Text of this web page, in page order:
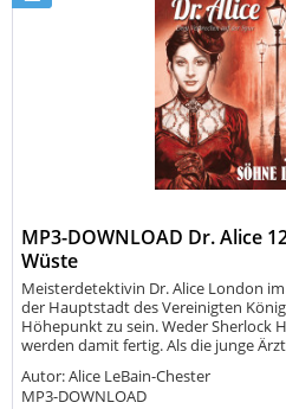
MP3-DOWNLOAD Dr. Alice
Wüste
Meisterdetektivin Dr. Alice London im
der Hauptstadt des Vereinigten
Höhepunkt zu sein. Weder Sherlock
werden damit fertig. Als die junge
Autor: Alice LeBain-Chester
MP3-DOWNLOAD